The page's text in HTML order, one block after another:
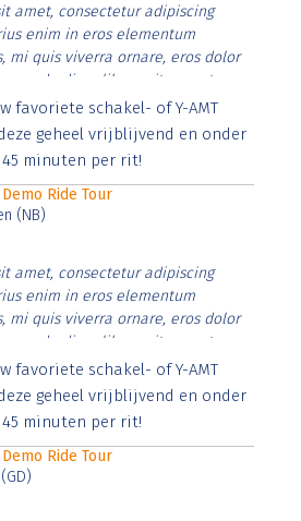
amet, consectetur adipiscing
enim in eros elementum
mi quis viverra ornare, eros dolor
diam libero vitae erat.
et justo cursus id rutrum lorem
vitae risus tristique posuere.
favoriete schakel- of Y-AMT
geheel vrijblijvend en onder
minuten per rit!
Demo Ride Tour
(NB)
amet, consectetur adipiscing
enim in eros elementum
mi quis viverra ornare, eros dolor
diam libero vitae erat.
et justo cursus id rutrum lorem
vitae risus tristique posuere.
favoriete schakel- of Y-AMT
geheel vrijblijvend en onder
minuten per rit!
Demo Ride Tour